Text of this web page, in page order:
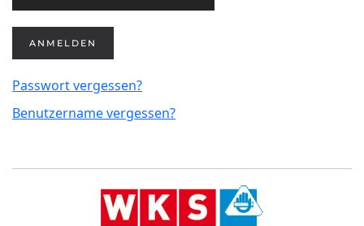
ANMELDEN
Passwort vergessen?
Benutzername vergessen?